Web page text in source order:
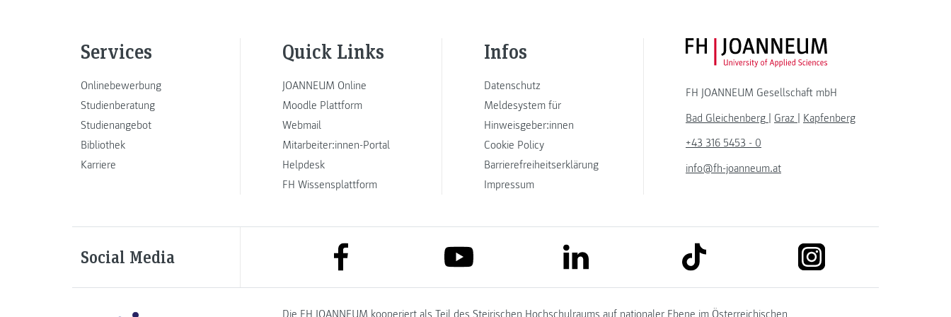
Services
Onlinebewerbung
Studienberatung
Studienangebot
Bibliothek
Karriere
Quick Links
JOANNEUM Online
Moodle Plattform
Webmail
Mitarbeiter:innen-Portal
Helpdesk
FH Wissensplattform
Infos
Datenschutz
Meldesystem für
Hinweisgeber:innen
Cookie Policy
Barrierefreiheitserklärung
Impressum
FH JOANNEUM Logo
FH JOANNEUM Gesellschaft mbH
Bad Gleichenberg | Graz | Kapfenberg
+43 316 5453 - 0
info@fh-joanneum.at
Social Media link to facebook link to youtube link to linkedin link to tiktok
Die FH JOANNEUM kooperiert als Teil des Steirischen Hochschulraums auf nationaler Ebene im Österreichischen